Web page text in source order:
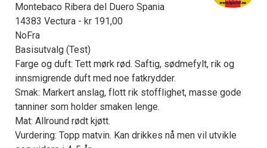
Montebaco Ribera del Duero Spania
14383 Vectura - kr 191,00
NoFra
Basisutvalg (Test)
Farge og duft: Tett mørk rød. Saftig, sødmefylt, rik og
innsmigrende duft med noe fatkrydder.
Smak: Markert anslag, flott rik stofflighet, masse gode
tanniner som holder smaken lenge.
Mat: Allround rødt kjøtt.
Vurdering: Topp matvin. Kan drikkes nå men vil utvikle